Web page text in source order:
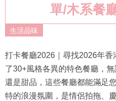
單/木系餐
生活品味
打卡餐廳2026｜尋找2026年香
了30+風格各異的特色餐廳，
還是甜品，這些餐廳都能滿足
特的浪漫氛圍，是情侶拍拖、